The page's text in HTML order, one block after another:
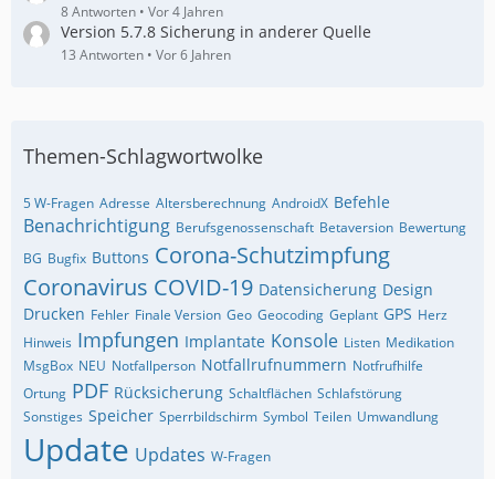
8 Antworten Vor 4 Jahren
Version 5.7.8 Sicherung in anderer Quelle
13 Antworten Vor 6 Jahren
Themen-Schlagwortwolke
5 W-Fragen Adresse Altersberechnung AndroidX Befehle
Benachrichtigung Berufsgenossenschaft Betaversion Bewertung
BG Bugfix Buttons Corona-Schutzimpfung
Coronavirus COVID-19 Datensicherung Design
Drucken Fehler Finale Version Geo Geocoding Geplant GPS Herz
Hinweis Impfungen Implantate Konsole Listen Medikation
MsgBox NEU Notfallperson Notfallrufnummern Notfrufhilfe
Ortung PDF Rücksicherung Schaltflächen Schlafstörung
Sonstiges Speicher Sperrbildschirm Symbol Teilen Umwandlung
Update Updates W-Fragen